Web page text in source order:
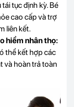
tục định kỳ. Bé
cao cấp và trợ
liên kết.
hiểm nhân thọ:
thể kết hợp các
và hoàn trả toàn